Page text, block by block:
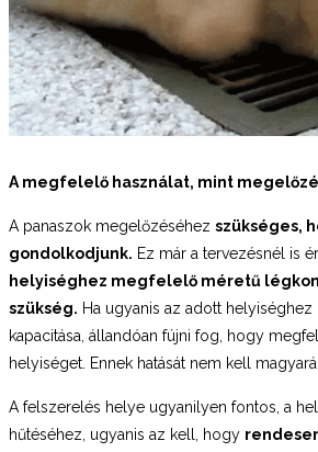
A megfelelő használat, mint
A panaszok megelőzéséhez szükséges,
gondolkodjunk. Ez már a tervezésnél is
helyiséghez megfelelő méretű
szükség. Ha ugyanis az adott
kapacitása, állandóan fújni fog, hogy
helyiséget. Ennek hatását nem kell
A felszerelés helye ugyanilyen fontos, a
hűtéséhez, ugyanis az kell, hogy